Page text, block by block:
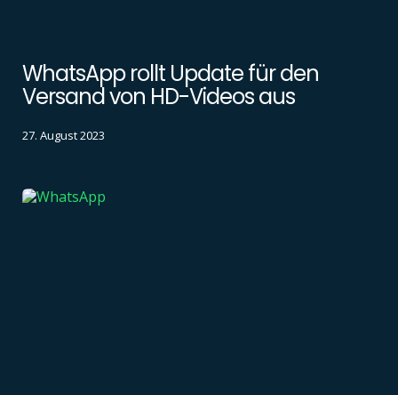
WhatsApp rollt Update für den
Versand von HD-Videos aus
27. August 2023